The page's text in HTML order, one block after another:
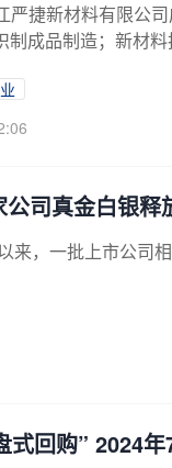
严捷新材料有限公
制成品制造；新材
司真金白银释
来，一批上市公司
式回购” 2024